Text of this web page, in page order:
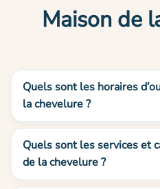
Maison de
Quels sont les horaires
la chevelure ?
Quels sont les services et
de la chevelure ?